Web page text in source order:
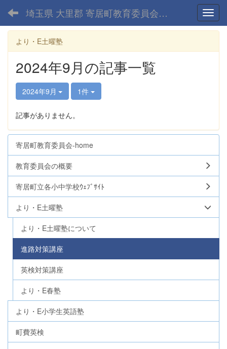
埼玉県 大里郡 寄居町教育委員会-home
より・E土曜塾
2024年9月の記事一覧
2024年9月 1件
記事がありません。
寄居町教育委員会-home
教育委員会の概要
寄居町立各小中学校ｳｪﾌﾞｻｲﾄ
より・E土曜塾
より・E土曜塾について
進路対策講座
英検対策講座
より・E春塾
より・E小学生英語塾
町費英検